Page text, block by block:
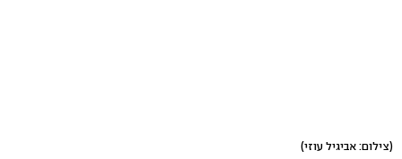
(צילום: אביגיל עוזי)